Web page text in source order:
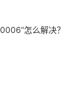
怎么解决？